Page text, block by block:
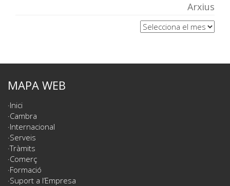
Arxius
Arxius
MAPA WEB
Inici
Cambra
Internacional
Serveis
Tràmits
Comerç
Formació
Suport a l’Empresa